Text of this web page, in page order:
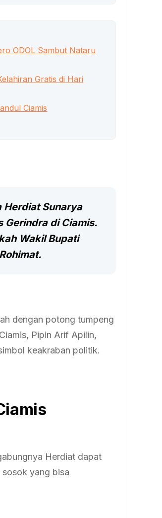
ODOL Sambut Nataru
Gratis di Hari
Ciamis
Herdiat Sunarya
di Ciamis.
Wakil Bupati
dengan potong tumpeng
Pipin Arif Apilin,
keakraban politik.
Herdiat dapat
yang bisa